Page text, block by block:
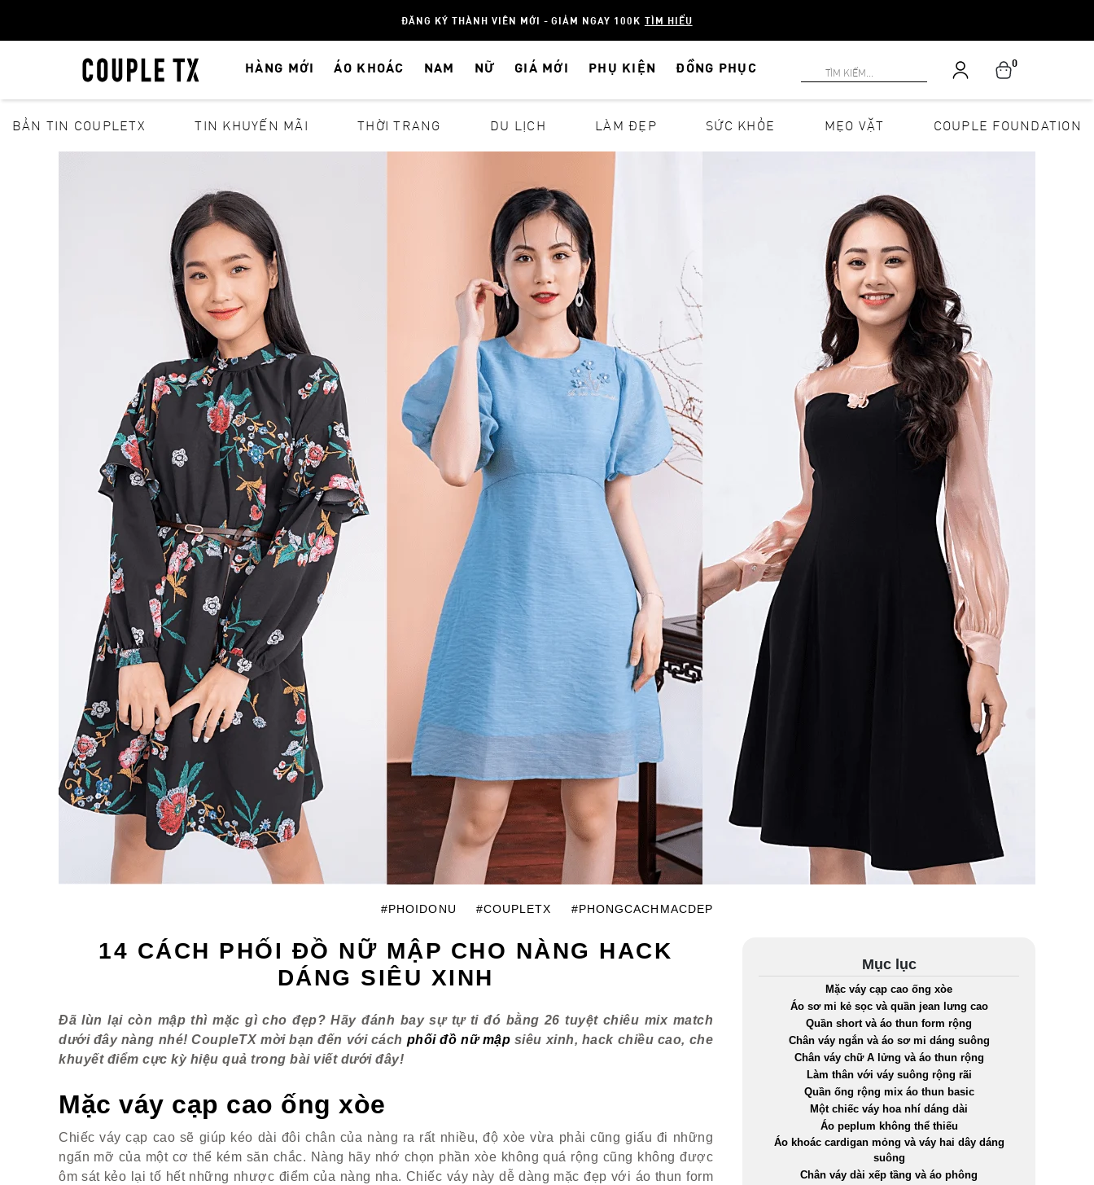
ĐĂNG KÝ THÀNH VIÊN MỚI - GIẢM NGAY 100K TÌM HIỂU
HÀNG MỚI ÁO KHOÁC NAM NỮ GIÁ MỚI PHỤ KIỆN ĐỒNG PHỤC 0
BẢN TIN COUPLETX TIN KHUYẾN MÃI THỜI TRANG DU LỊCH LÀM ĐẸP SỨC KHỎE MẸO VẶT COUPLE FOUNDATION
#PHOIDONU #COUPLETX #PHONGCACHMACDEP
14 CÁCH PHỐI ĐỒ NỮ MẬP CHO NÀNG HACK
DÁNG SIÊU XINH
Đã lùn lại còn mập thì mặc gì cho đẹp? Hãy đánh bay sự tự ti đó bằng 26 tuyệt chiêu mix match
dưới đây nàng nhé! CoupleTX mời bạn đến với cách phối đồ nữ mập siêu xinh, hack chiều cao, che
khuyết điểm cực kỳ hiệu quả trong bài viết dưới đây!
Mặc váy cạp cao ống xòe
Chiếc váy cạp cao sẽ giúp kéo dài đôi chân của nàng ra rất nhiều, độ xòe vừa phải cũng giấu đi những
ngấn mỡ của một cơ thể kém săn chắc. Nàng hãy nhớ chọn phần xòe không quá rộng cũng không được
ôm sát kẻo lại tố hết những nhược điểm của nàng nha. Chiếc váy này dễ dàng mặc đẹp với áo thun form
Mục lục
Mặc váy cạp cao ống xòe
Áo sơ mi kẻ sọc và quần jean lưng cao
Quần short và áo thun form rộng
Chân váy ngắn và áo sơ mi dáng suông
Chân váy chữ A lửng và áo thun rộng
Làm thân với váy suông rộng rãi
Quần ống rộng mix áo thun basic
Một chiếc váy hoa nhí dáng dài
Áo peplum không thể thiếu
Áo khoác cardigan mỏng và váy hai dây dáng
suông
Chân váy dài xếp tầng và áo phông